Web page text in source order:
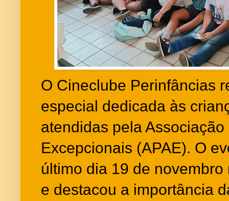
O Cineclube Perinfâncias
especial dedicada às
atendidas pela
Excepcionais (APAE). O
último dia 19 de
e destacou a importância